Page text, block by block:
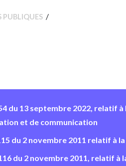
PUBLIQUES /
du 13 septembre 2022,
et de communication
du 2 novembre 2011 relatif à
du 2 novembre 2011, relatif